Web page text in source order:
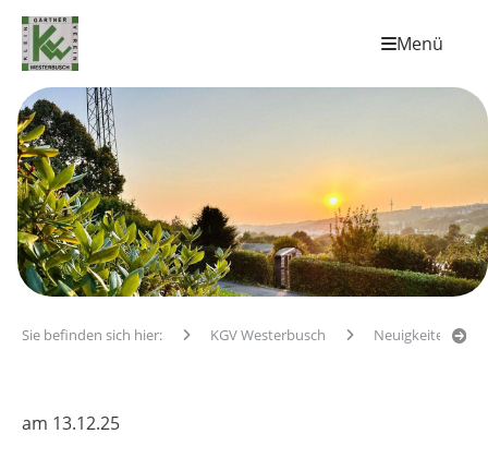
Menü
Sie befinden sich hier: KGV Westerbusch Neuigkeiten
am 13.12.25